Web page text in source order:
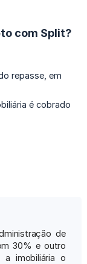
com Split?
repasse, em
é cobrado
de
30% e outro
a imobiliária o